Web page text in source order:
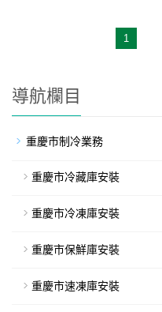
1
導航欄目
重慶市制冷業務
重慶市冷藏庫安裝
重慶市冷凍庫安裝
重慶市保鮮庫安裝
重慶市速凍庫安裝